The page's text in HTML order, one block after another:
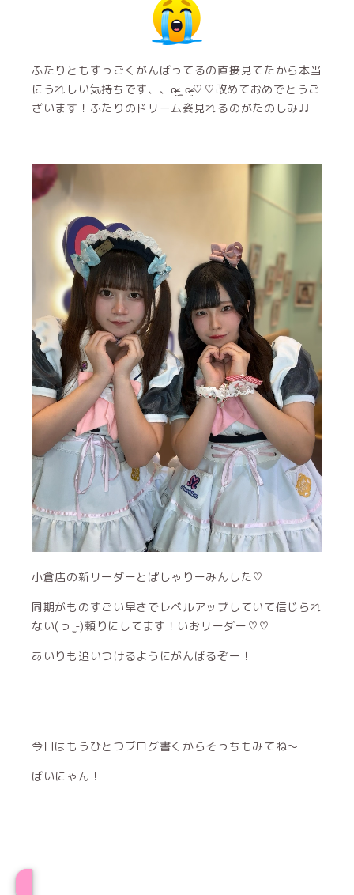
ふたりともすっごくがんばってるの直接見てたから本当
にうれしい気持ちです、、o̴̶̷̤ ̫ o̴̶̷̤♡♡改めておめでとうご
ざいます！ふたりのドリーム姿見れるのがたのしみ♩♩
小倉店の新リーダーとぱしゃりーみんした♡
同期がものすごい早さでレベルアップしていて信じられ
ない(っ ̫-)頼りにしてます！いおリーダー♡♡
あいりも追いつけるようにがんばるぞー！
今日はもうひとつブログ書くからそっちもみてね〜
ばいにゃん！